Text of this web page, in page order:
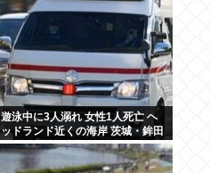
遊泳中に3人溺れ 女性1人死亡 ヘ
ッドランド近くの海岸 茨城・鉾田